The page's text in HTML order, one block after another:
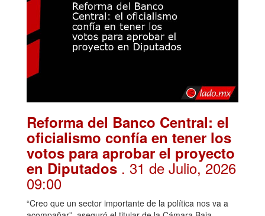
Reforma del Banco Central: el
oficialismo confía en tener los
votos para aprobar el proyecto
en Diputados . 31 de Julio, 2026
09:00
“Creo que un sector importante de la política nos va a